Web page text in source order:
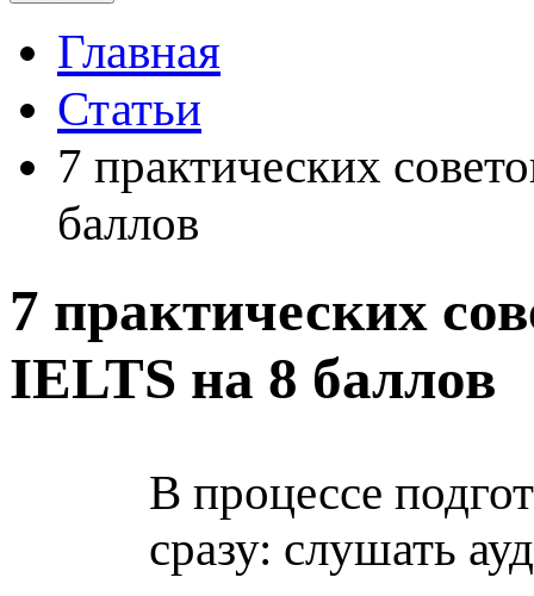
Главная
Статьи
7 практических
баллов
7 практических
IELTS на 8 баллов
В процессе
сразу: слушать